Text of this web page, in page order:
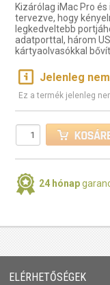
Kizárólag iMac Pro
tervezve, hogy
legkedveltebb
adatporttal, három
kártyaolvasókkal
Jelenleg
Ez a termék jelenleg
24 hónap
ELÉRHETŐSÉGEK